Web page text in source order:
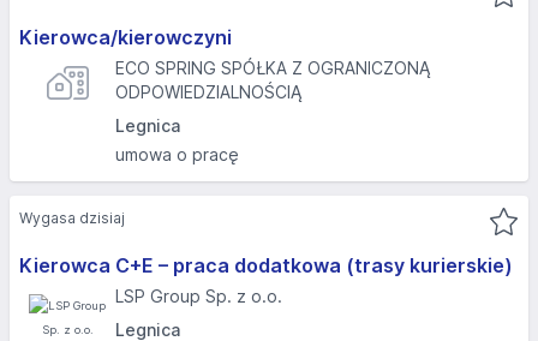
Kierowca/kierowczyni
ECO SPRING SPÓŁKA Z OGRANICZONĄ
ODPOWIEDZIALNOŚCIĄ
Legnica
umowa o pracę
Kierowca C+E – praca dodatkowa (trasy kurierskie)
LSP Group Sp. z o.o.
Legnica
Wygasa dzisiaj